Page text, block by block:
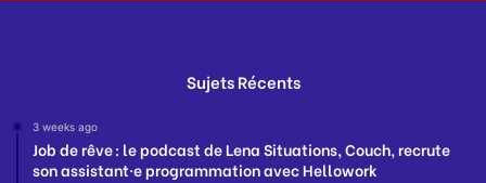
Sujets Récents
3 weeks ago
Job de rêve : le podcast de Lena Situations, Couch, recrute
son assistant·e programmation avec Hellowork